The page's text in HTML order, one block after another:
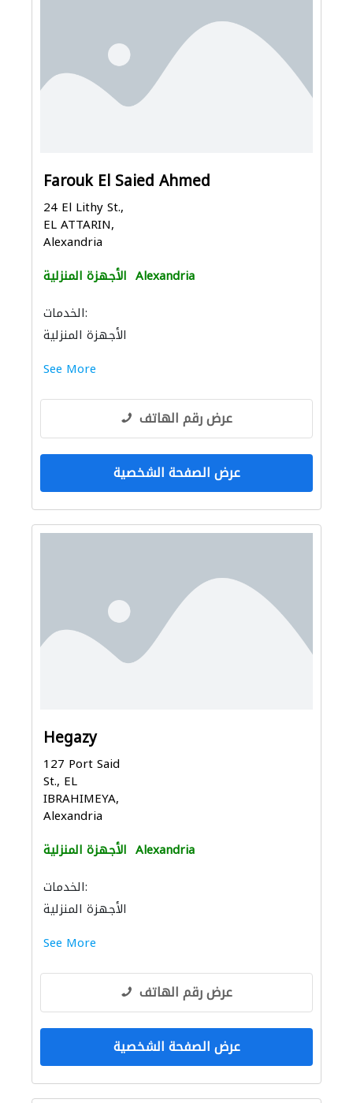
Farouk El Saied Ahmed
24 El Lithy St.,
EL ATTARIN,
Alexandria
الأجهزة المنزلية Alexandria
الخدمات:
الأجهزة المنزلية
See More
عرض رقم الهاتف
عرض الصفحة الشخصية
Hegazy
127 Port Said
St., EL
IBRAHIMEYA,
Alexandria
الأجهزة المنزلية Alexandria
الخدمات:
الأجهزة المنزلية
See More
عرض رقم الهاتف
عرض الصفحة الشخصية